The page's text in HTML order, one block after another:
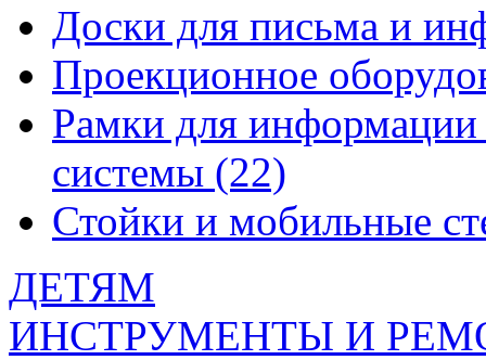
Доски для письма и
Проекционное
Рамки для
системы (22)
Стойки и мобильные
ДЕТЯМ
ИНСТРУМЕНТЫ И